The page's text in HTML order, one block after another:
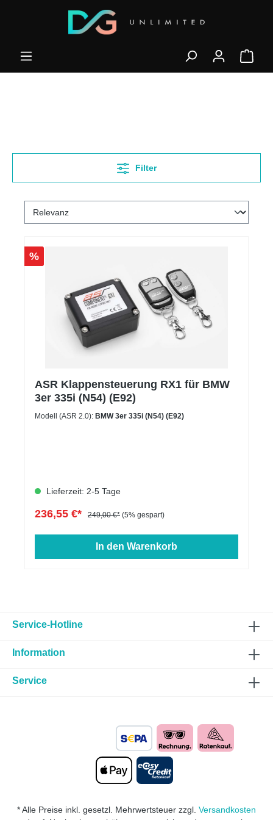
Filter
%
ASR Klappensteuerung RX1 für BMW
3er 335i (N54) (E92)
Modell (ASR 2.0): BMW 3er 335i (N54) (E92)
Lieferzeit: 2-5 Tage
236,55 €* 249,00 €* (5% gespart)
In den Warenkorb
Service-Hotline
Information
Service
* Alle Preise inkl. gesetzl. Mehrwertsteuer zzgl. Versandkosten